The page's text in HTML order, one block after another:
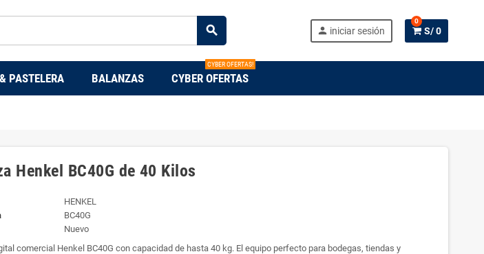
search person iniciar sesión
0
S/ 0
PASTELERA BALANZAS CYBER OFERTAS
CYBER OFERTAS!
Henkel BC40G de 40 Kilos
HENKEL
BC40G
Nuevo
comercial Henkel BC40G con capacidad de hasta 40 kg. El equipo perfecto para bodegas, tiendas y